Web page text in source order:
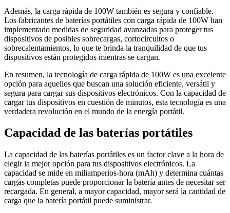
Además, la carga rápida de 100W también es segura y confiable.
Los fabricantes de baterías portátiles con carga rápida de 100W han
implementado medidas de seguridad avanzadas para proteger tus
dispositivos de posibles sobrecargas, cortocircuitos o
sobrecalentamientos, lo que te brinda la tranquilidad de que tus
dispositivos están protegidos mientras se cargan.
En resumen, la tecnología de carga rápida de 100W es una excelente
opción para aquellos que buscan una solución eficiente, versátil y
segura para cargar sus dispositivos electrónicos. Con la capacidad de
cargar tus dispositivos en cuestión de minutos, esta tecnología es una
verdadera revolución en el mundo de la energía portátil.
Capacidad de las baterías portátiles
La capacidad de las baterías portátiles es un factor clave a la hora de
elegir la mejor opción para tus dispositivos electrónicos. La
capacidad se mide en miliamperios-hora (mAh) y determina cuántas
cargas completas puede proporcionar la batería antes de necesitar ser
recargada. En general, a mayor capacidad, mayor será la cantidad de
carga que la batería portátil puede suministrar.